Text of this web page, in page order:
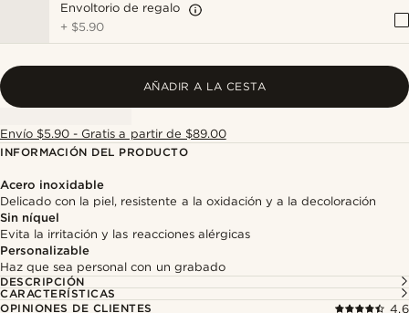
Envoltorio de regalo
+ $5.90
AÑADIR A LA CESTA
Envío $5.90 - Gratis a partir de $89.00
INFORMACIÓN DEL PRODUCTO
Acero inoxidable
Delicado con la piel, resistente a la oxidación y a la decoloración
Sin níquel
Evita la irritación y las reacciones alérgicas
Personalizable
Haz que sea personal con un grabado
DESCRIPCIÓN
CARACTERÍSTICAS
OPINIONES DE CLIENTES
4.6